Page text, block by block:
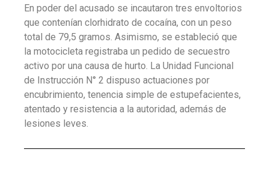
En poder del acusado se incautaron tres envoltorios
que contenían clorhidrato de cocaína, con un peso
total de 79,5 gramos. Asimismo, se estableció que
la motocicleta registraba un pedido de secuestro
activo por una causa de hurto. La Unidad Funcional
de Instrucción N° 2 dispuso actuaciones por
encubrimiento, tenencia simple de estupefacientes,
atentado y resistencia a la autoridad, además de
lesiones leves.